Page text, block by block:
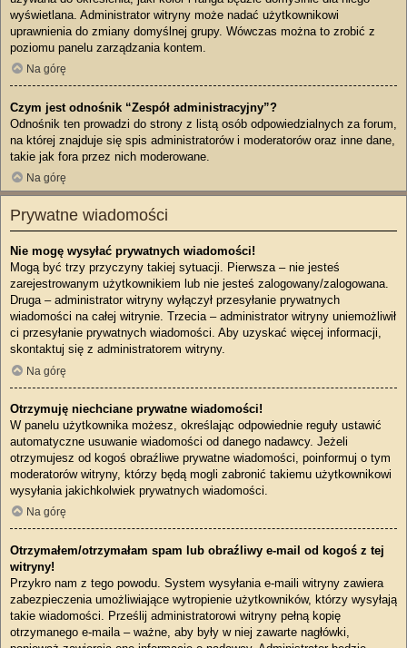
wyświetlana. Administrator witryny może nadać użytkownikowi
uprawnienia do zmiany domyślnej grupy. Wówczas można to zrobić z
poziomu panelu zarządzania kontem.
Na górę
Czym jest odnośnik “Zespół administracyjny”?
Odnośnik ten prowadzi do strony z listą osób odpowiedzialnych za forum,
na której znajduje się spis administratorów i moderatorów oraz inne dane,
takie jak fora przez nich moderowane.
Na górę
Prywatne wiadomości
Nie mogę wysyłać prywatnych wiadomości!
Mogą być trzy przyczyny takiej sytuacji. Pierwsza – nie jesteś
zarejestrowanym użytkownikiem lub nie jesteś zalogowany/zalogowana.
Druga – administrator witryny wyłączył przesyłanie prywatnych
wiadomości na całej witrynie. Trzecia – administrator witryny uniemożliwił
ci przesyłanie prywatnych wiadomości. Aby uzyskać więcej informacji,
skontaktuj się z administratorem witryny.
Na górę
Otrzymuję niechciane prywatne wiadomości!
W panelu użytkownika możesz, określając odpowiednie reguły ustawić
automatyczne usuwanie wiadomości od danego nadawcy. Jeżeli
otrzymujesz od kogoś obraźliwe prywatne wiadomości, poinformuj o tym
moderatorów witryny, którzy będą mogli zabronić takiemu użytkownikowi
wysyłania jakichkolwiek prywatnych wiadomości.
Na górę
Otrzymałem/otrzymałam spam lub obraźliwy e-mail od kogoś z tej
witryny!
Przykro nam z tego powodu. System wysyłania e-maili witryny zawiera
zabezpieczenia umożliwiające wytropienie użytkowników, którzy wysyłają
takie wiadomości. Prześlij administratorowi witryny pełną kopię
otrzymanego e-maila – ważne, aby były w niej zawarte nagłówki,